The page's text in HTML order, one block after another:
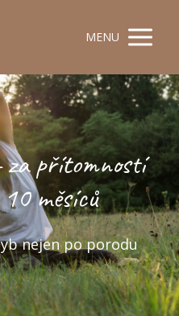
MENU
za přítomností
měsíců
nejen po porodu